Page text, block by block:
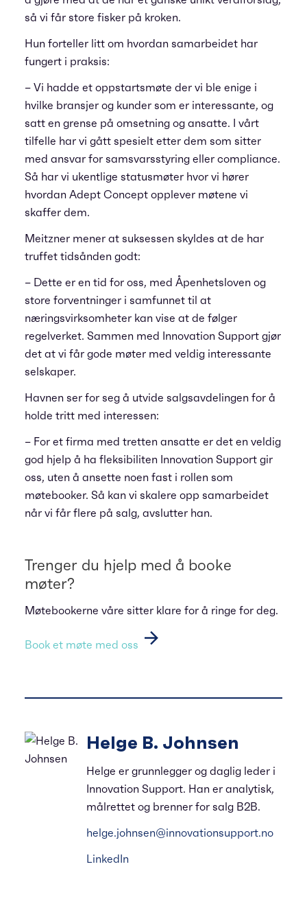
så vi får store fisker på kroken.
Hun forteller litt om hvordan samarbeidet har
fungert i praksis:
– Vi hadde et oppstartsmøte der vi ble enige i
hvilke bransjer og kunder som er interessante, og
satt en grense på omsetning og ansatte. I vårt
tilfelle har vi gått spesielt etter dem som sitter
med ansvar for samsvarsstyring eller compliance.
Så har vi ukentlige statusmøter hvor vi hører
hvordan Adept Concept opplever møtene vi
skaffer dem.
Meitzner mener at suksessen skyldes at de har
truffet tidsånden godt:
– Dette er en tid for oss, med Åpenhetsloven og
store forventninger i samfunnet til at
næringsvirksomheter kan vise at de følger
regelverket. Sammen med Innovation Support gjør
det at vi får gode møter med veldig interessante
selskaper.
Havnen ser for seg å utvide salgsavdelingen for å
holde tritt med interessen:
– For et firma med tretten ansatte er det en veldig
god hjelp å ha fleksibiliten Innovation Support gir
oss, uten å ansette noen fast i rollen som
møtebooker. Så kan vi skalere opp samarbeidet
når vi får flere på salg, avslutter han.
Trenger du hjelp med å booke
møter?
Møtebookerne våre sitter klare for å ringe for deg.
Book et møte med oss
Helge B. Johnsen
Helge er grunnlegger og daglig leder i
Innovation Support. Han er analytisk,
målrettet og brenner for salg B2B.
helge.johnsen@innovationsupport.no
LinkedIn